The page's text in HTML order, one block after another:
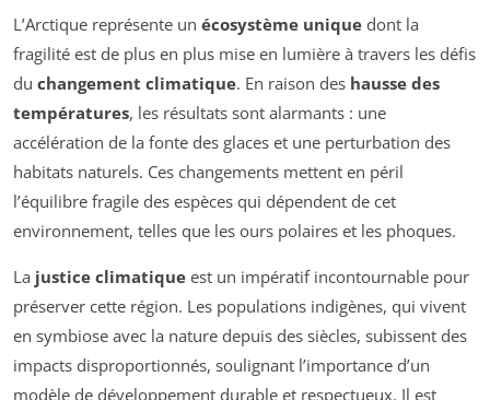
L’Arctique représente un écosystème unique dont la
fragilité est de plus en plus mise en lumière à travers les défis
du changement climatique. En raison des hausse des
températures, les résultats sont alarmants : une
accélération de la fonte des glaces et une perturbation des
habitats naturels. Ces changements mettent en péril
l’équilibre fragile des espèces qui dépendent de cet
environnement, telles que les ours polaires et les phoques.
La justice climatique est un impératif incontournable pour
préserver cette région. Les populations indigènes, qui vivent
en symbiose avec la nature depuis des siècles, subissent des
impacts disproportionnés, soulignant l’importance d’un
modèle de développement durable et respectueux. Il est